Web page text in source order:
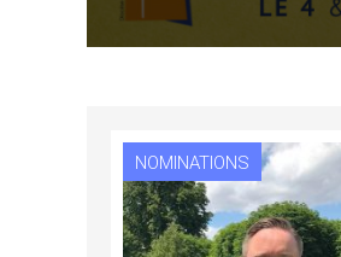
NOMINATIONS